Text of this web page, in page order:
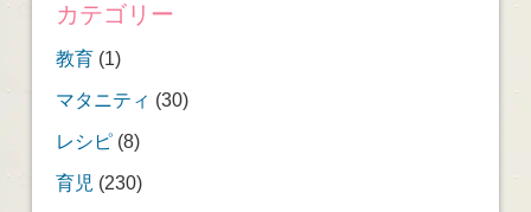
カテゴリー
教育(1)
マタニティ (30)
レシピ(8)
育児 (230)